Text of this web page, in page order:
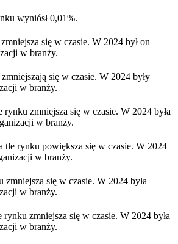
wyniósł 0,01%.
zmniejsza się w czasie. W 2024 był on
w branży.
zmniejszają się w czasie. W 2024 były
w branży.
rynku zmniejsza się w czasie. W 2024 była
w branży.
tle rynku powiększa się w czasie. W 2024
w branży.
zmniejsza się w czasie. W 2024 była
w branży.
rynku zmniejsza się w czasie. W 2024 była
w branży.